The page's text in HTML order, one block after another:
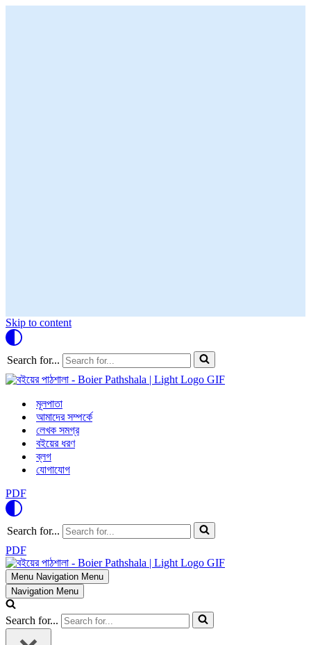
Skip to content
Search for...
মূলপাতা
আমাদের সম্পর্কে
লেখক সমগ্র
বইয়ের ধরণ
ব্লগ
যোগাযোগ
PDF
Search for...
PDF
Menu Navigation Menu
Navigation Menu
Search for...